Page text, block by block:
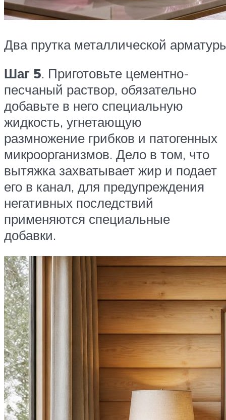
Два прутка металлической
Шаг 5. Приготовьте цементно-
песчаный раствор, обязательно
добавьте в него специальную
жидкость, угнетающую
размножение грибков и патогенных
микроорганизмов. Дело в том, что
вытяжка захватывает жир и подает
его в канал, для предупреждения
негативных последствий
применяются специальные
добавки.